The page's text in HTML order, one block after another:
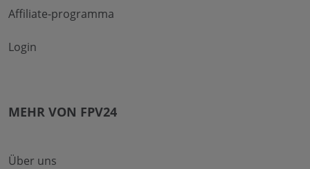
Affiliate-programma
Login
MEHR VON FPV24
Über uns